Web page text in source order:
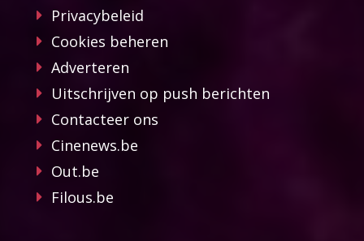
Privacybeleid
Cookies beheren
Adverteren
Uitschrijven op push berichten
Contacteer ons
Cinenews.be
Out.be
Filous.be